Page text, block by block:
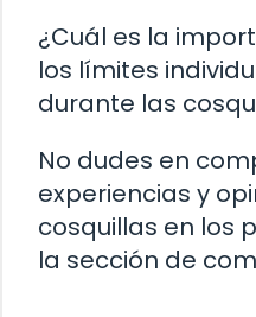
¿Cuál es la
los límites
durante las
No dudes en
experiencias y
cosquillas en los
la sección de